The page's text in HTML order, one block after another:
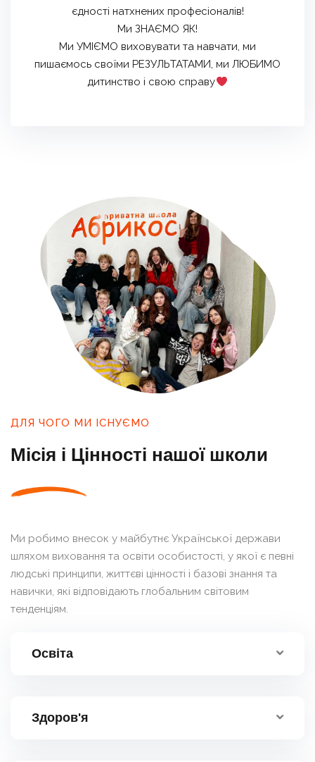
єдності натхнених професіоналів!
Ми ЗНАЄМО ЯК!
Ми УМІЄМО виховувати та навчати, ми
пишаємось своїми РЕЗУЛЬТАТАМИ, ми ЛЮБИМО
дитинство і свою справу
ДЛЯ ЧОГО МИ ІСНУЄМО
Місія і Цінності нашої школи
Ми робимо внесок у майбутнє Української держави
шляхом виховання та освіти особистості, у якої є певні
людські принципи, життєві цінності і базові знання та
навички, які відповідають глобальним світовим
тенденціям.
Освіта
Здоров'я